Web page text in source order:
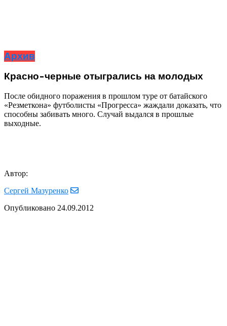
Архив
Красно-черные отыгрались на молодых
После обидного поражения в прошлом туре от батайского
«Резметкона» футболисты «Прогресса» жаждали доказать, что
способны забивать много. Случай выдался в прошлые
выходные.
Автор:
Сергей Мазуренко
Опубликовано 24.09.2012